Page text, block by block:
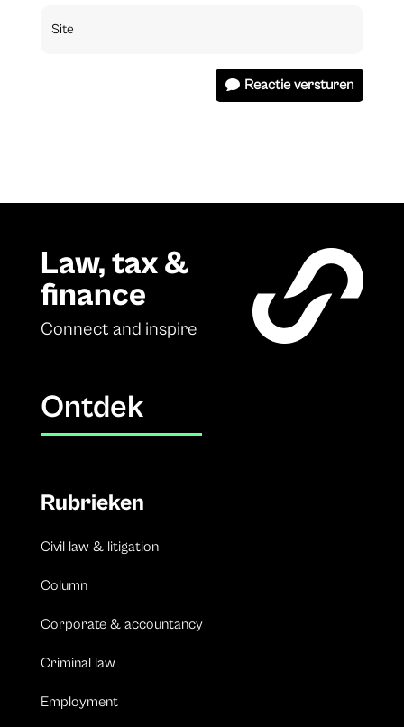
Reactie versturen
Law, tax &
finance
Connect and inspire
Ontdek
Rubrieken
Civil law & litigation
Column
Corporate & accountancy
Criminal law
Employment